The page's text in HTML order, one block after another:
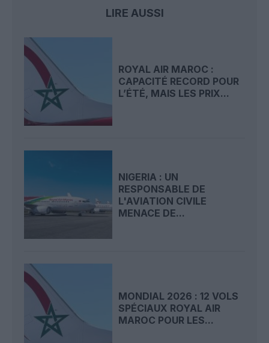
LIRE AUSSI
ROYAL AIR MAROC :
CAPACITÉ RECORD POUR
L’ÉTÉ, MAIS LES PRIX...
NIGERIA : UN
RESPONSABLE DE
L'AVIATION CIVILE
MENACE DE...
MONDIAL 2026 : 12 VOLS
SPÉCIAUX ROYAL AIR
MAROC POUR LES...